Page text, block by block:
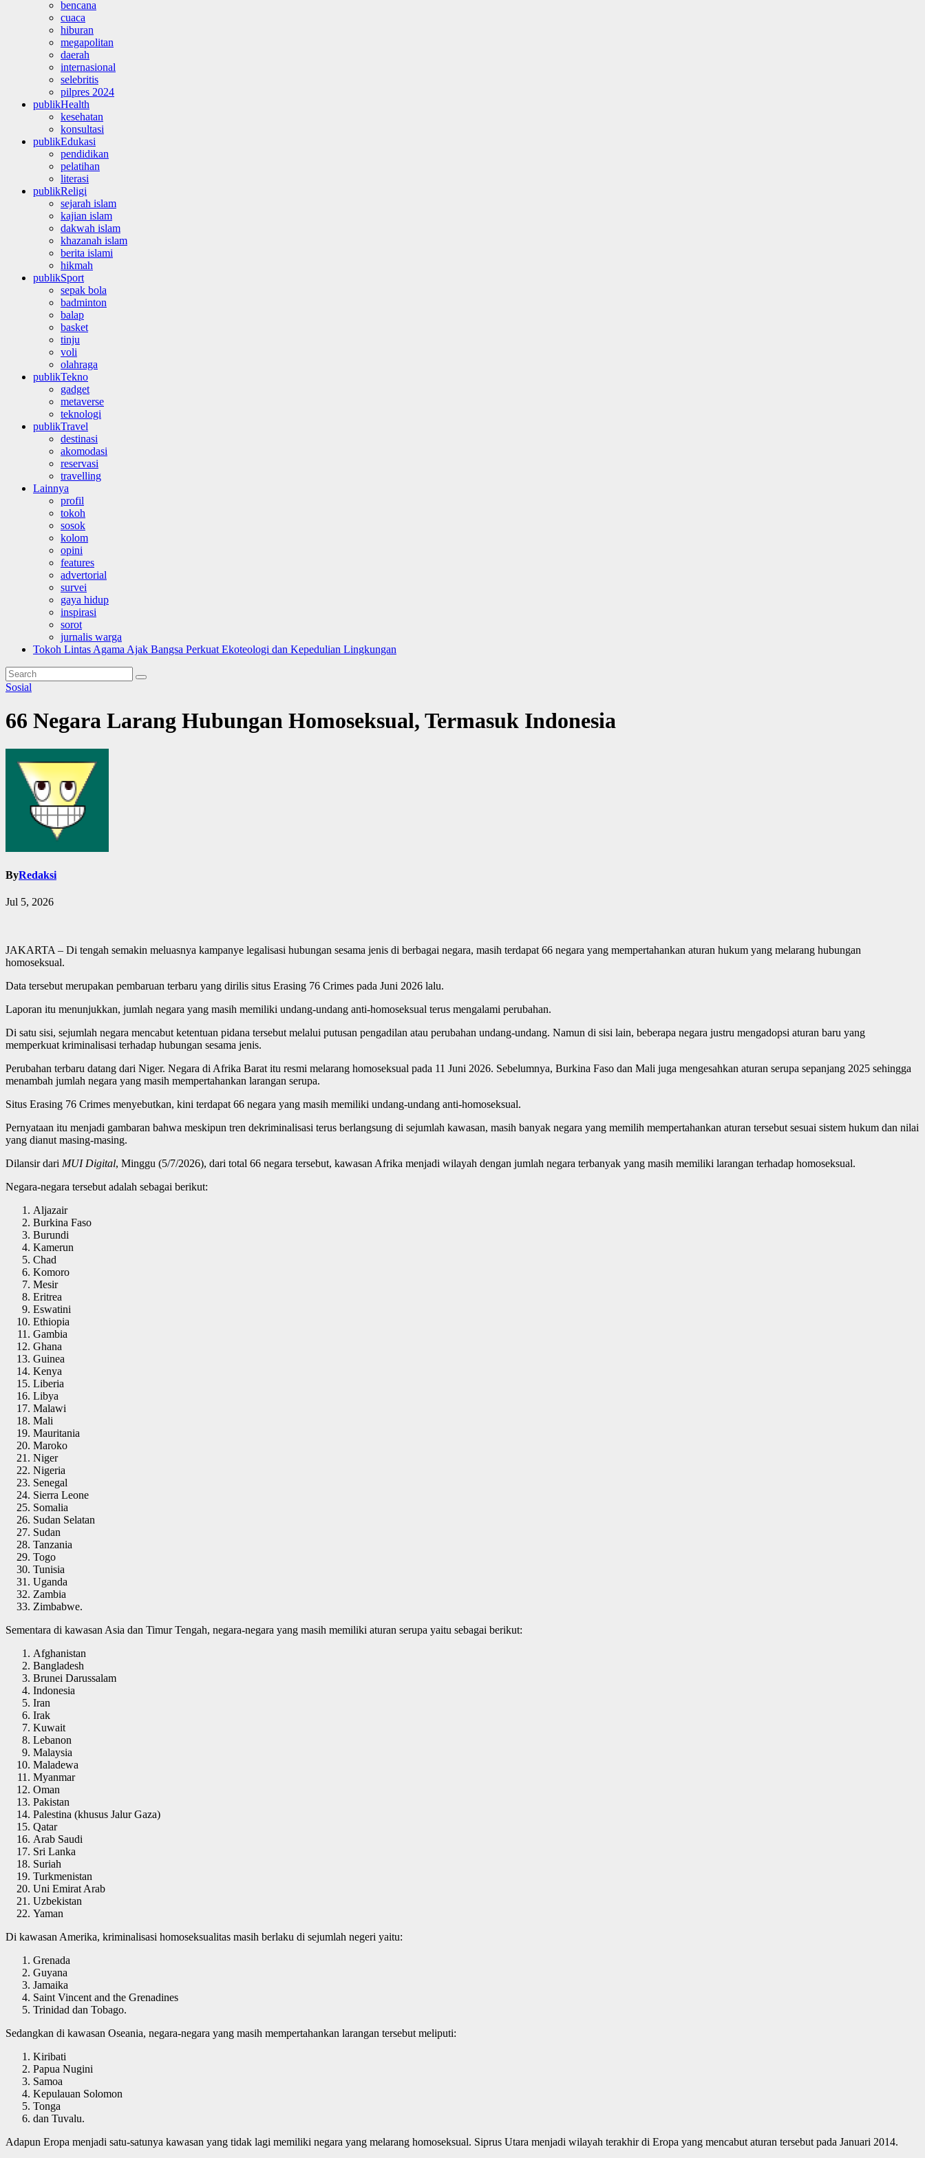
bencana
cuaca
hiburan
megapolitan
daerah
internasional
selebritis
pilpres 2024
publikHealth
kesehatan
konsultasi
publikEdukasi
pendidikan
pelatihan
literasi
publikReligi
sejarah islam
kajian islam
dakwah islam
khazanah islam
berita islami
hikmah
publikSport
sepak bola
badminton
balap
basket
tinju
voli
olahraga
publikTekno
gadget
metaverse
teknologi
publikTravel
destinasi
akomodasi
reservasi
travelling
Lainnya
profil
tokoh
sosok
kolom
opini
features
advertorial
survei
gaya hidup
inspirasi
sorot
jurnalis warga
Tokoh Lintas Agama Ajak Bangsa Perkuat Ekoteologi dan Kepedulian Lingkungan
Sosial
66 Negara Larang Hubungan Homoseksual, Termasuk Indonesia
ByRedaksi
Jul 5, 2026
JAKARTA – Di tengah semakin meluasnya kampanye legalisasi hubungan sesama jenis di berbagai negara, masih terdapat 66 negara yang mempertahankan aturan hukum yang melarang hubungan
homoseksual.
Data tersebut merupakan pembaruan terbaru yang dirilis situs Erasing 76 Crimes pada Juni 2026 lalu.
Laporan itu menunjukkan, jumlah negara yang masih memiliki undang-undang anti-homoseksual terus mengalami perubahan.
Di satu sisi, sejumlah negara mencabut ketentuan pidana tersebut melalui putusan pengadilan atau perubahan undang-undang. Namun di sisi lain, beberapa negara justru mengadopsi aturan baru yang
memperkuat kriminalisasi terhadap hubungan sesama jenis.
Perubahan terbaru datang dari Niger. Negara di Afrika Barat itu resmi melarang homoseksual pada 11 Juni 2026. Sebelumnya, Burkina Faso dan Mali juga mengesahkan aturan serupa sepanjang 2025 sehingga
menambah jumlah negara yang masih mempertahankan larangan serupa.
Situs Erasing 76 Crimes menyebutkan, kini terdapat 66 negara yang masih memiliki undang-undang anti-homoseksual.
Pernyataan itu menjadi gambaran bahwa meskipun tren dekriminalisasi terus berlangsung di sejumlah kawasan, masih banyak negara yang memilih mempertahankan aturan tersebut sesuai sistem hukum dan nilai
yang dianut masing-masing.
Dilansir dari MUI Digital, Minggu (5/7/2026), dari total 66 negara tersebut, kawasan Afrika menjadi wilayah dengan jumlah negara terbanyak yang masih memiliki larangan terhadap homoseksual.
Negara-negara tersebut adalah sebagai berikut:
Aljazair
Burkina Faso
Burundi
Kamerun
Chad
Komoro
Mesir
Eritrea
Eswatini
Ethiopia
Gambia
Ghana
Guinea
Kenya
Liberia
Libya
Malawi
Mali
Mauritania
Maroko
Niger
Nigeria
Senegal
Sierra Leone
Somalia
Sudan Selatan
Sudan
Tanzania
Togo
Tunisia
Uganda
Zambia
Zimbabwe.
Sementara di kawasan Asia dan Timur Tengah, negara-negara yang masih memiliki aturan serupa yaitu sebagai berikut:
Afghanistan
Bangladesh
Brunei Darussalam
Indonesia
Iran
Irak
Kuwait
Lebanon
Malaysia
Maladewa
Myanmar
Oman
Pakistan
Palestina (khusus Jalur Gaza)
Qatar
Arab Saudi
Sri Lanka
Suriah
Turkmenistan
Uni Emirat Arab
Uzbekistan
Yaman
Di kawasan Amerika, kriminalisasi homoseksualitas masih berlaku di sejumlah negeri yaitu:
Grenada
Guyana
Jamaika
Saint Vincent and the Grenadines
Trinidad dan Tobago.
Sedangkan di kawasan Oseania, negara-negara yang masih mempertahankan larangan tersebut meliputi:
Kiribati
Papua Nugini
Samoa
Kepulauan Solomon
Tonga
dan Tuvalu.
Adapun Eropa menjadi satu-satunya kawasan yang tidak lagi memiliki negara yang melarang homoseksual. Siprus Utara menjadi wilayah terakhir di Eropa yang mencabut aturan tersebut pada Januari 2014.